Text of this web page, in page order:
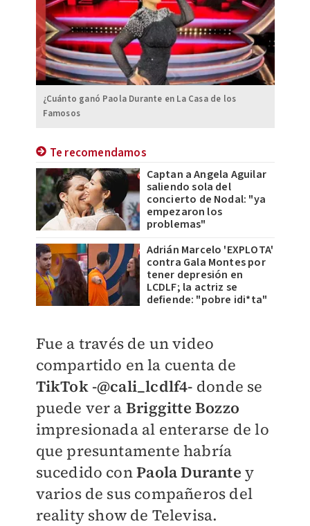
¿Cuánto ganó Paola Durante en La Casa de los
Famosos
Te recomendamos
Captan a Angela Aguilar
saliendo sola del
concierto de Nodal: "ya
empezaron los
problemas"
Adrián Marcelo 'EXPLOTA'
contra Gala Montes por
tener depresión en
LCDLF; la actriz se
defiende: "pobre idi*ta"
​Fue a través de un video
compartido en la cuenta de
TikTok -@cali_lcdlf4- donde se
puede ver a Briggitte Bozzo
impresionada al enterarse de lo
que presuntamente habría
sucedido conPaola Durante y
varios de sus compañeros del
reality show de Televisa.